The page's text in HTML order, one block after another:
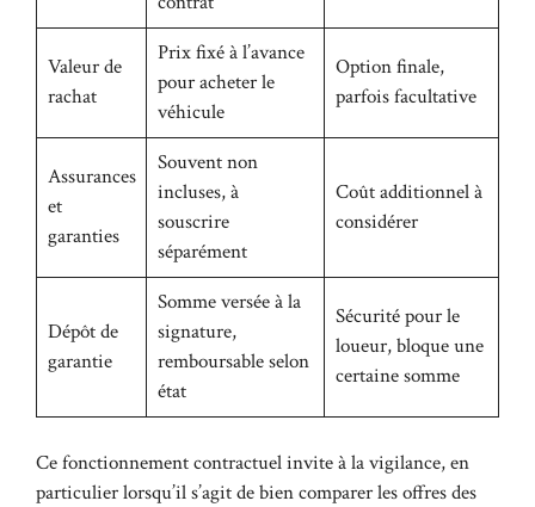
Valeur de
rachat
Prix fixé à l’avance
pour acheter le
véhicule
Option finale,
parfois facultative
Assurances
et
garanties
Souvent non
incluses, à
souscrire
séparément
Coût additionnel à
considérer
Dépôt de
garantie
Somme versée à la
signature,
remboursable selon
état
Sécurité pour le
loueur, bloque une
certaine somme
Ce fonctionnement contractuel invite à la vigilance, en
particulier lorsqu’il s’agit de bien comparer les offres des